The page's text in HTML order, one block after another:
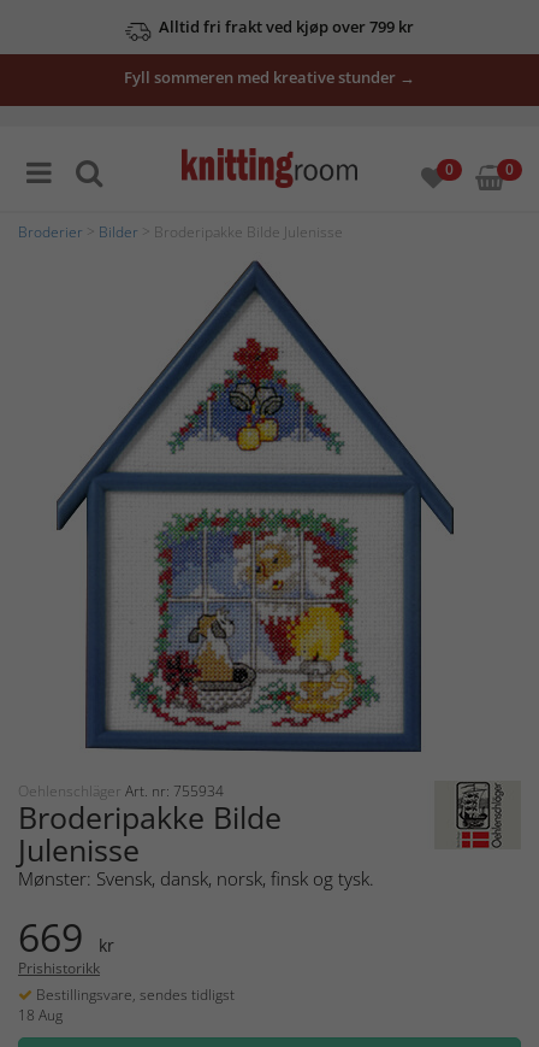
Alltid fri frakt ved kjøp over 799 kr
Fyll sommeren med kreative stunder →
0 0
Broderier Bilder > Broderipakke Bilde Julenisse
Oehlenschläger Art. nr: 755934
Broderipakke Bilde
Julenisse
Mønster: Svensk, dansk, norsk, finsk og tysk.
669 kr
Prishistorikk
Bestillingsvare, sendes tidligst
18 Aug